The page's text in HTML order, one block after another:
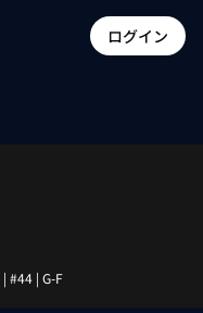
ログイン
| #44 | G-F